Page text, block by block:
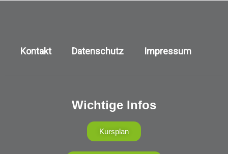
Kontakt Datenschutz Impressum
Wichtige Infos
Kursplan